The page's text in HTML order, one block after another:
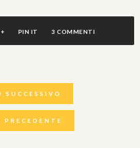
PIN IT 3 COMMENTI
SUCCESSIVO